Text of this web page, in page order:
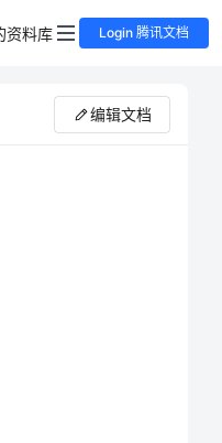
资料库 Login 腾讯文档
编辑文档